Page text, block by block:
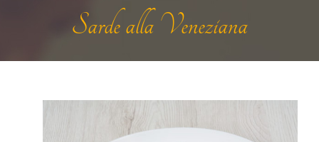
Sarde alla Veneziana